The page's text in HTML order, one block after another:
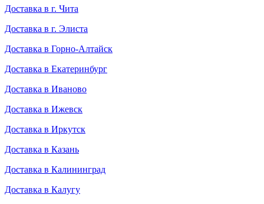
Доставка в г. Чита
Доставка в г. Элиста
Доставка в Горно-Алтайск
Доставка в Екатеринбург
Доставка в Иваново
Доставка в Ижевск
Доставка в Иркутск
Доставка в Казань
Доставка в Калининград
Доставка в Калугу